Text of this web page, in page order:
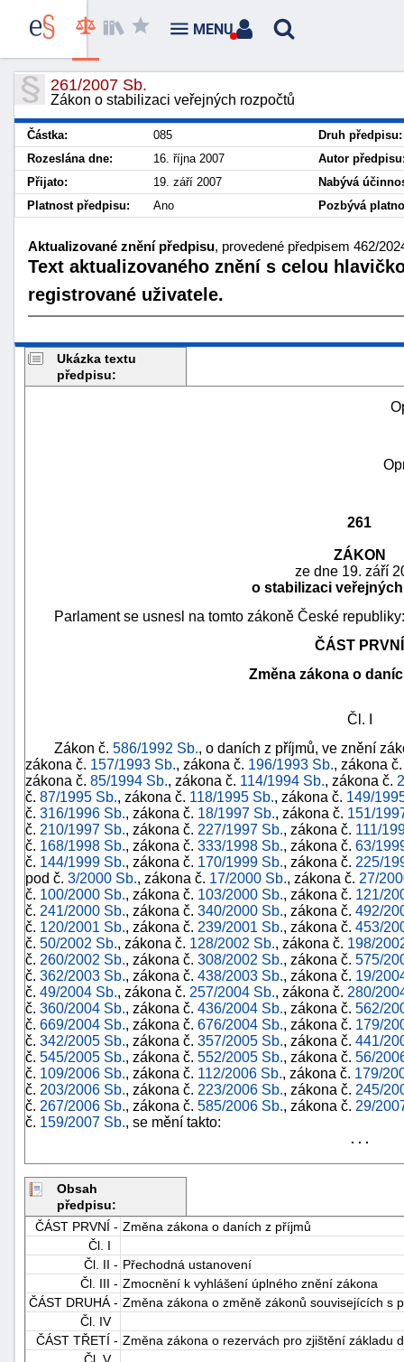
261/2007 Sb.
Zákon o stabilizaci veřejných rozpočtů
Částka: 085
Druh předpisu:
Rozeslána dne:
16. října 2007
Autor
Přijato:
19. září 2007
Nabývá
Platnost předpisu:
Ano Pozbývá
Aktualizované znění předpisu, provedené předpisem 462/
Text aktualizovaného znění s celou
registrované uživatele.
Ukázka textu
předpisu:
261
ZÁKON
ze dne 19. září
o stabilizaci
Parlament se usnesl na tomto zákoně České republiky:
ČÁST PRVNÍ
Změna zákona o
Čl. I
Zákon č. 586/1992 Sb., o daních z příjmů, ve znění
zákona č. 157/1993 Sb., zákona č. 196/1993 Sb., zákona
zákona č. 85/1994 Sb., zákona č. 114/1994 Sb., zákona č.
č. 87/1995 Sb., zákona č. 118/1995 Sb., zákona č. 149/
č. 316/1996 Sb., zákona č. 18/1997 Sb., zákona č. 151/
č. 210/1997 Sb., zákona č. 227/1997 Sb., zákona č. 111/
č. 168/1998 Sb., zákona č. 333/1998 Sb., zákona č. 63/
č. 144/1999 Sb., zákona č. 170/1999 Sb., zákona č. 225/
pod č. 3/2000 Sb., zákona č. 17/2000 Sb., zákona č. 27/
č. 100/2000 Sb., zákona č. 103/2000 Sb., zákona č. 121/
č. 241/2000 Sb., zákona č. 340/2000 Sb., zákona č. 492/
č. 120/2001 Sb., zákona č. 239/2001 Sb., zákona č. 453/
č. 50/2002 Sb., zákona č. 128/2002 Sb., zákona č. 198/
č. 260/2002 Sb., zákona č. 308/2002 Sb., zákona č. 575/
č. 362/2003 Sb., zákona č. 438/2003 Sb., zákona č. 19/
č. 49/2004 Sb., zákona č. 257/2004 Sb., zákona č. 280/
č. 360/2004 Sb., zákona č. 436/2004 Sb., zákona č. 562/
č. 669/2004 Sb., zákona č. 676/2004 Sb., zákona č. 179/
č. 342/2005 Sb., zákona č. 357/2005 Sb., zákona č. 441/
č. 545/2005 Sb., zákona č. 552/2005 Sb., zákona č. 56/
č. 109/2006 Sb., zákona č. 112/2006 Sb., zákona č. 179/
č. 203/2006 Sb., zákona č. 223/2006 Sb., zákona č. 245/
č. 267/2006 Sb., zákona č. 585/2006 Sb., zákona č. 29/
č. 159/2007 Sb., se mění takto:
. . .
Obsah
předpisu:
ČÁST PRVNÍ - Změna zákona o daních z příjmů
Čl. I
Čl. II - Přechodná ustanovení
Čl. III - Zmocnění k vyhlášení úplného znění zákona
ČÁST DRUHÁ - Změna zákona o změně zákonů souvisejících s
Čl. IV
ČÁST TŘETÍ - Změna zákona o rezervách pro zjištění základu
Čl. V
MENU
škody